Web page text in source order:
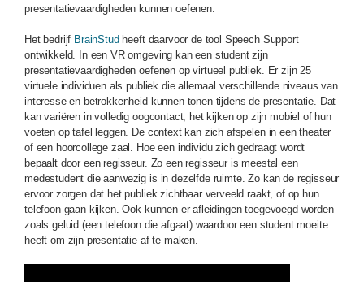
presentatievaardigheden kunnen oefenen.
Het bedrijf BrainStud heeft daarvoor de tool Speech Support
ontwikkeld. In een VR omgeving kan een student zijn
presentatievaardigheden oefenen op virtueel publiek. Er zijn 25
virtuele individuen als publiek die allemaal verschillende niveaus van
interesse en betrokkenheid kunnen tonen tijdens de presentatie. Dat
kan variëren in volledig oogcontact, het kijken op zijn mobiel of hun
voeten op tafel leggen. De context kan zich afspelen in een theater
of een hoorcollege zaal. Hoe een individu zich gedraagt wordt
bepaalt door een regisseur. Zo een regisseur is meestal een
medestudent die aanwezig is in dezelfde ruimte. Zo kan de regisseur
ervoor zorgen dat het publiek zichtbaar verveeld raakt, of op hun
telefoon gaan kijken. Ook kunnen er afleidingen toegevoegd worden
zoals geluid (een telefoon die afgaat) waardoor een student moeite
heeft om zijn presentatie af te maken.